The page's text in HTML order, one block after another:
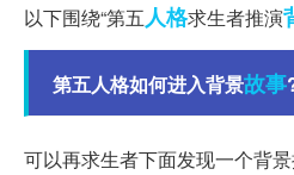
以下围绕“第五人格求生者推演
第五人格如何进入背景故事
可以再求生者下面发现一个背